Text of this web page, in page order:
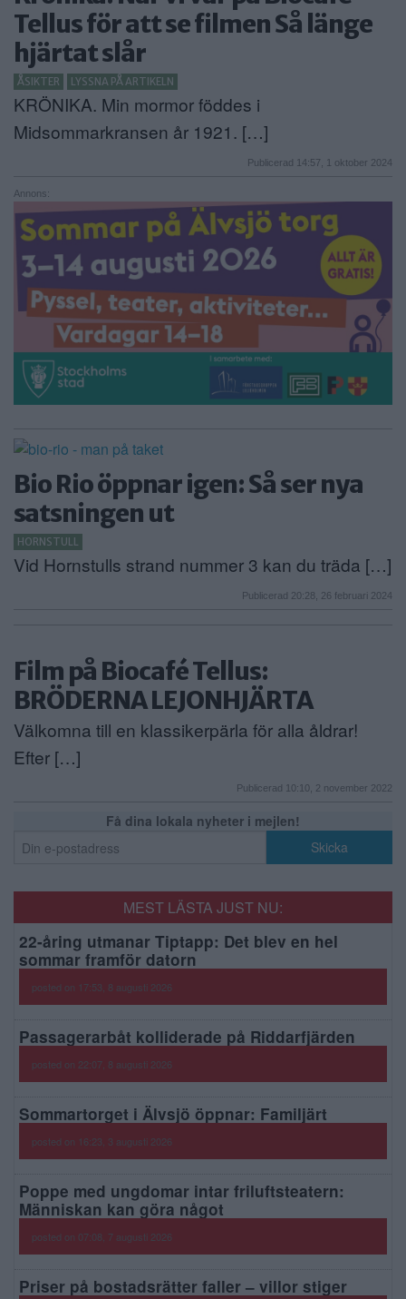
ANNONSERA
NÄRINGSLIV
MER
Tellus för att se filmen Så länge
hjärtat slår
ÅSIKTER LYSSNA PÅ ARTIKELN
KRÖNIKA. Min mormor föddes i
Midsommarkransen år 1921. […]
Publicerad 14:57, 1 oktober 2024
Annons:
Bio Rio öppnar igen: Så ser nya
satsningen ut
HORNSTULL
Vid Hornstulls strand nummer 3 kan du träda […]
Publicerad 20:28, 26 februari 2024
Film på Biocafé Tellus:
BRÖDERNA LEJONHJÄRTA
Välkomna till en klassikerpärla för alla åldrar!
Efter […]
Publicerad 10:10, 2 november 2022
Få dina lokala nyheter i mejlen!
MEST LÄSTA JUST NU:
22-åring utmanar Tiptapp: Det blev en hel
sommar framför datorn
posted on 17:53, 8 augusti 2026
Passagerarbåt kolliderade på Riddarfjärden
posted on 22:07, 8 augusti 2026
Sommartorget i Älvsjö öppnar: Familjärt
posted on 16:23, 3 augusti 2026
Poppe med ungdomar intar friluftsteatern:
Människan kan göra något
posted on 07:08, 7 augusti 2026
Priser på bostadsrätter faller – villor stiger